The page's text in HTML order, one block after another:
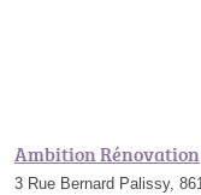
Ambition Rénovation
3 Rue Bernard Palissy,